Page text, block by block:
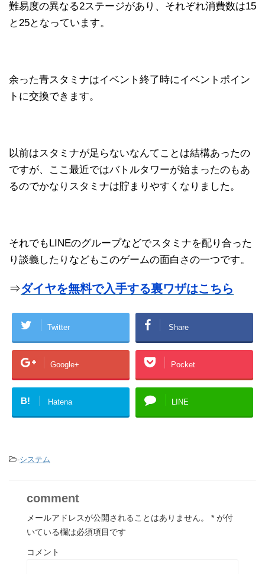
難易度の異なる2ステージがあり、それぞれ消費数は15
と25となっています。
余った青スタミナはイベント終了時にイベントポイン
トに交換できます。
以前はスタミナが足らないなんてことは結構あったの
ですが、ここ最近ではバトルタワーが始まったのもあ
るのでかなりスタミナは貯まりやすくなりました。
それでもLINEのグループなどでスタミナを配り合った
り談義したりなどもこのゲームの面白さの一つです。
⇒ダイヤを無料で入手する裏ワザはこちら
Twitter Share
Google+ Pocket
B! Hatena LINE
-システム
comment
メールアドレスが公開されることはありません。 * が付
いている欄は必須項目です
コメント